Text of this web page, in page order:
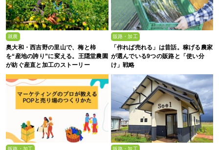
就農
奥大和・西吉野の里山で、梅と柿
を“産地の誇り”に変える。王隠堂農園
が紡ぐ産直と加工のストーリー
販路・加工
「作れば売れる」は昔話。稼げる農家
が選んでいる9つの販路と「使い分
け」戦略
販路・加工 販路・加工